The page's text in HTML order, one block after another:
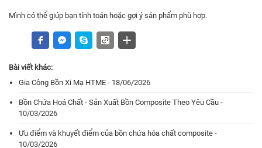
Mình có thể giúp bạn tính toán hoặc gợi ý sản phẩm phù hợp.
Bài viết khác:
Gia Công Bồn Xi Mạ HTME - 18/06/2026
Bồn Chứa Hoá Chất - Sản Xuất Bồn Composite Theo Yêu Cầu -
10/03/2026
Ưu điểm và khuyết điểm của bồn chứa hóa chất composite -
10/03/2026